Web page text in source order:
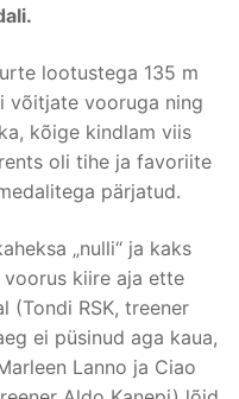
lootustega 135 m
võitjate vooruga ning
kõige kindlam viis
oli tihe ja favoriite
pärjatud.
„nulli“ ja kaks
voorus kiire aja ette
(Tondi RSK, treener
ei püsinud aga kaua,
Lanno ja Ciao